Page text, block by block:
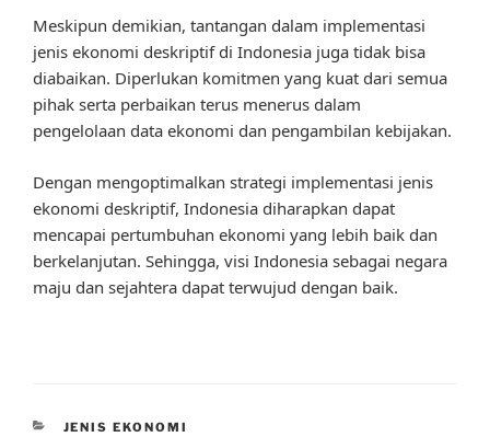
Meskipun demikian, tantangan dalam implementasi
jenis ekonomi deskriptif di Indonesia juga tidak bisa
diabaikan. Diperlukan komitmen yang kuat dari semua
pihak serta perbaikan terus menerus dalam
pengelolaan data ekonomi dan pengambilan kebijakan.
Dengan mengoptimalkan strategi implementasi jenis
ekonomi deskriptif, Indonesia diharapkan dapat
mencapai pertumbuhan ekonomi yang lebih baik dan
berkelanjutan. Sehingga, visi Indonesia sebagai negara
maju dan sejahtera dapat terwujud dengan baik.
CATEGORIES
JENIS EKONOMI